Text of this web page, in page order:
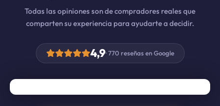
Todas las opiniones son de compradores reales que
comparten su experiencia para ayudarte a decidir.
4,9· 770 reseñas en Google